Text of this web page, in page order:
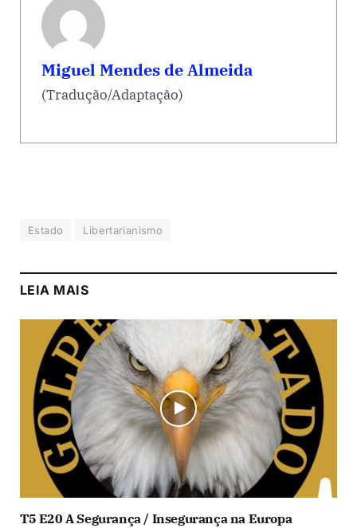
Miguel Mendes de Almeida
(Tradução/Adaptação)
Estado Libertarianismo
LEIA MAIS
T5 E20 A Segurança / Insegurança na Europa